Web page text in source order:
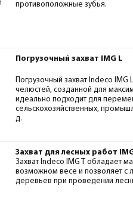
противоположные зубья.
Погрузочный захват IMG L
Погрузочный захват Indeco
челюстей, созданной для
идеально подходит для
сельскохозяйственных,
д.
Захват для лесных работ
Захват Indeco IMG T обладает
возможном весе и позволяет с
деревьев при проведении